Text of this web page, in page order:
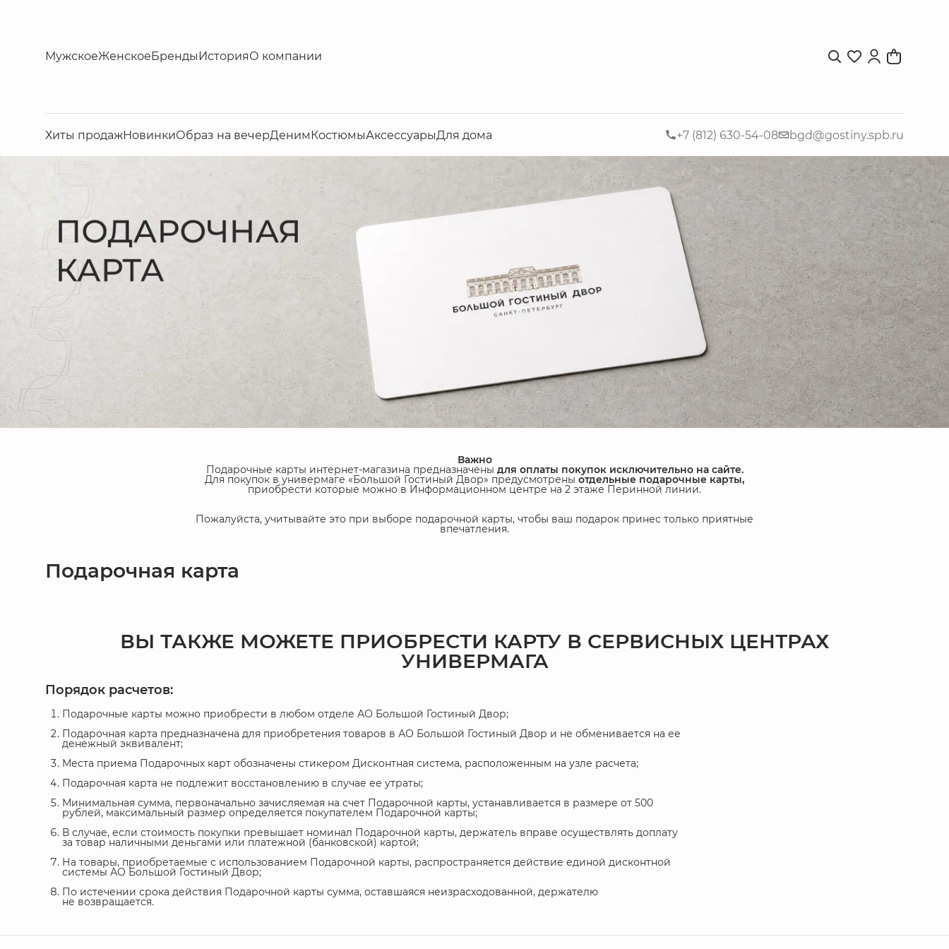
МужскоеЖенскоеБрендыИсторияО компании
Хиты продажНовинкиОбраз на вечерДенимКостюмыАксессуарыДля дома +7 (812) 630-54-08 bgd@gostiny.spb.ru
Важно
Подарочные карты интернет-магазина предназначены для оплаты покупок исключительно на сайте.
Для покупок в универмаге «Большой Гостиный Двор» предусмотрены отдельные подарочные карты,
приобрести которые можно в Информационном центре на 2 этаже Перинной линии.
Пожалуйста, учитывайте это при выборе подарочной карты, чтобы ваш подарок принес только приятные
впечатления.
Подарочная карта
ВЫ ТАКЖЕ МОЖЕТЕ ПРИОБРЕСТИ КАРТУ В СЕРВИСНЫХ ЦЕНТРАХ
УНИВЕРМАГА
Порядок расчетов:
Подарочные карты можно приобрести в любом отделе АО Большой Гостиный Двор;
Подарочная карта предназначена для приобретения товаров в АО Большой Гостиный Двор и не обменивается на ее
денежный эквивалент;
Места приема Подарочных карт обозначены стикером Дисконтная система, расположенным на узле расчета;
Подарочная карта не подлежит восстановлению в случае ее утраты;
Минимальная сумма, первоначально зачисляемая на счет Подарочной карты, устанавливается в размере от 500
рублей, максимальный размер определяется покупателем Подарочной карты;
В случае, если стоимость покупки превышает номинал Подарочной карты, держатель вправе осуществлять доплату
за товар наличными деньгами или платежной (банковской) картой;
На товары, приобретаемые с использованием Подарочной карты, распространяется действие единой дисконтной
системы АО Большой Гостиный Двор;
По истечении срока действия Подарочной карты сумма, оставшаяся неизрасходованной, держателю
не возвращается.